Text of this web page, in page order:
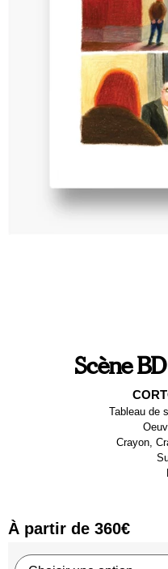
Scène
Tableau de
Crayon,
À partir de 360€